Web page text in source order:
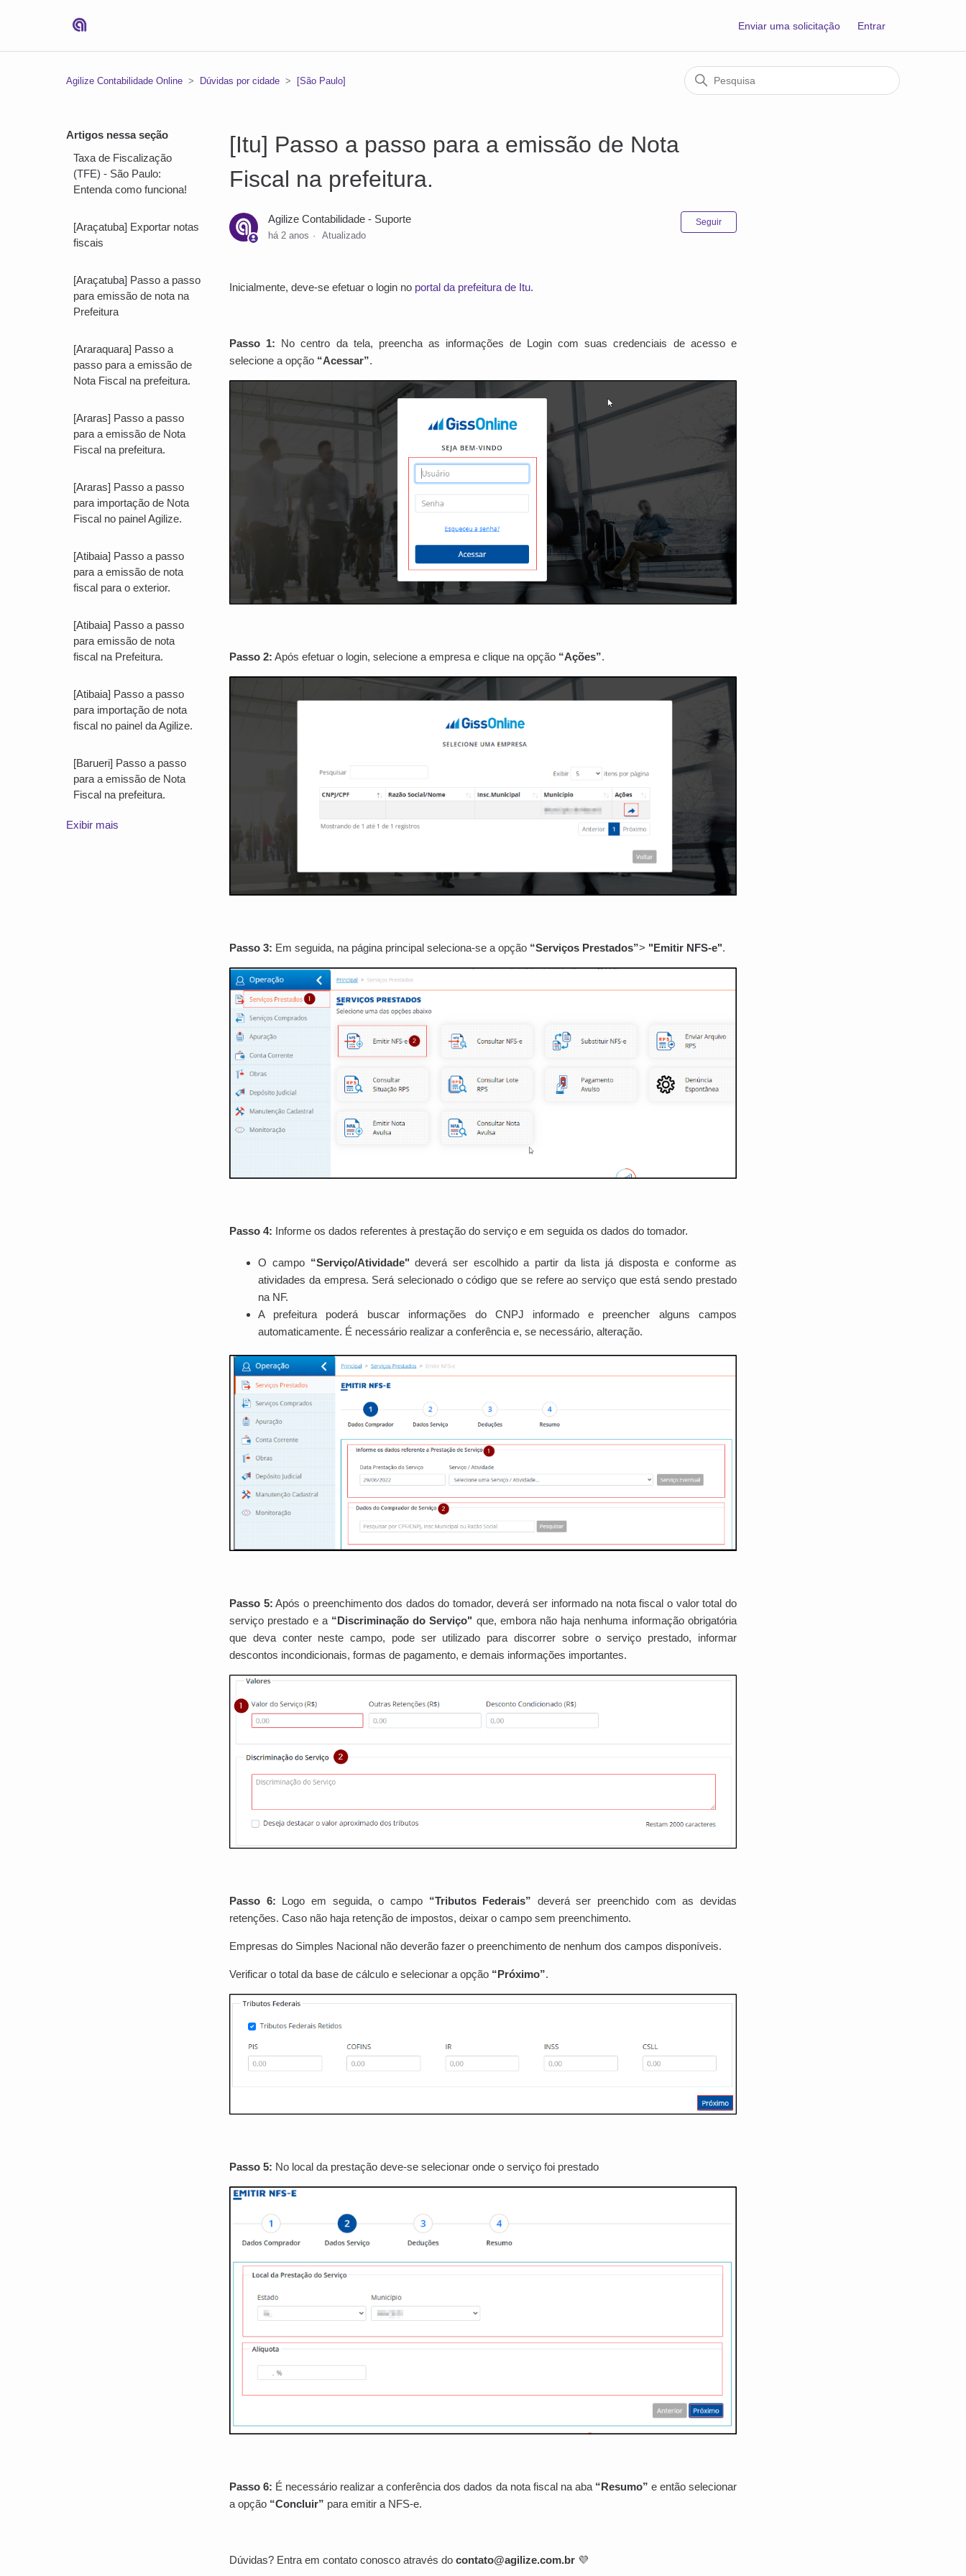
Enviar uma solicitação Entrar
Agilize Contabilidade Online Dúvidas por cidade [São Paulo]
Artigos nessa seção
Taxa de Fiscalização
(TFE) - São Paulo:
Entenda como funciona!
[Araçatuba] Exportar notas
fiscais
[Araçatuba] Passo a passo
para emissão de nota na
Prefeitura
[Araraquara] Passo a
passo para a emissão de
Nota Fiscal na prefeitura.
[Araras] Passo a passo
para a emissão de Nota
Fiscal na prefeitura.
[Araras] Passo a passo
para importação de Nota
Fiscal no painel Agilize.
[Atibaia] Passo a passo
para a emissão de nota
fiscal para o exterior.
[Atibaia] Passo a passo
para emissão de nota
fiscal na Prefeitura.
[Atibaia] Passo a passo
para importação de nota
fiscal no painel da Agilize.
[Barueri] Passo a passo
para a emissão de Nota
Fiscal na prefeitura.
Exibir mais
[Itu] Passo a passo para a emissão de Nota
Fiscal na prefeitura.
Agilize Contabilidade - Suporte
há 2 anos Atualizado
Seguir
Inicialmente, deve-se efetuar o login no portal da prefeitura de Itu.
Passo 1: No centro da tela, preencha as informações de Login com suas credenciais de acesso e
selecione a opção “Acessar”.
Passo 2: Após efetuar o login, selecione a empresa e clique na opção “Ações”.
Passo 3: Em seguida, na página principal seleciona-se a opção “Serviços Prestados”> "Emitir NFS-e".
Passo 4: Informe os dados referentes à prestação do serviço e em seguida os dados do tomador.
O campo “Serviço/Atividade" deverá ser escolhido a partir da lista já disposta e conforme as
atividades da empresa. Será selecionado o código que se refere ao serviço que está sendo prestado
na NF.
A prefeitura poderá buscar informações do CNPJ informado e preencher alguns campos
automaticamente. É necessário realizar a conferência e, se necessário, alteração.
Passo 5: Após o preenchimento dos dados do tomador, deverá ser informado na nota fiscal o valor total do
serviço prestado e a “Discriminação do Serviço" que, embora não haja nenhuma informação obrigatória
que deva conter neste campo, pode ser utilizado para discorrer sobre o serviço prestado, informar
descontos incondicionais, formas de pagamento, e demais informações importantes.
Passo 6: Logo em seguida, o campo “Tributos Federais” deverá ser preenchido com as devidas
retenções. Caso não haja retenção de impostos, deixar o campo sem preenchimento.
Empresas do Simples Nacional não deverão fazer o preenchimento de nenhum dos campos disponíveis.
Verificar o total da base de cálculo e selecionar a opção “Próximo”.
Passo 5: No local da prestação deve-se selecionar onde o serviço foi prestado
Passo 6: É necessário realizar a conferência dos dados da nota fiscal na aba “Resumo” e então selecionar
a opção “Concluir” para emitir a NFS-e.
Dúvidas? Entra em contato conosco através docontato@agilize.com.br 💜